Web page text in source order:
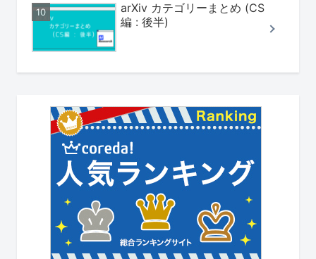
arXiv カテゴリーまとめ (CS
編 : 後半)